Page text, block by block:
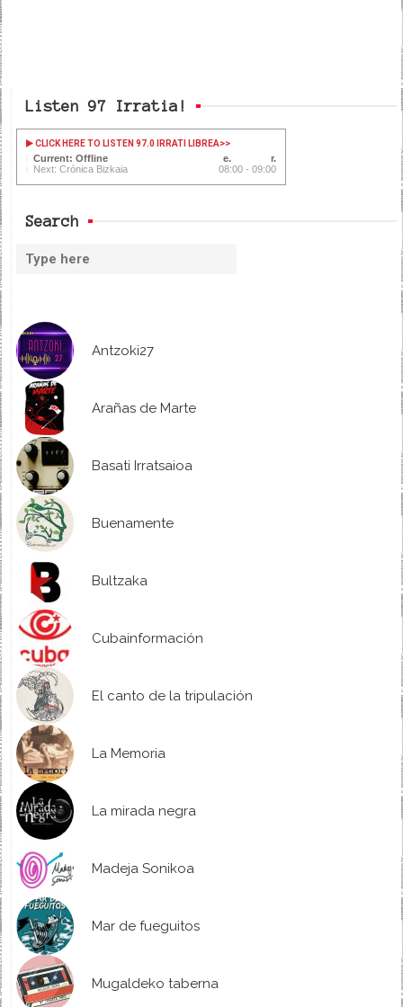
Listen 97 Irratia!
CLICK HERE TO LISTEN 97.0 IRRATI LIBREA>>
Current: Offline
Next: Crónica Bizkaia
08:00 - 09:00
Search
Antzoki27
Arañas de Marte
Basati Irratsaioa
Buenamente
Bultzaka
Cubainformación
El canto de la tripulación
La Memoria
La mirada negra
Madeja Sonikoa
Mar de fueguitos
Mugaldeko taberna